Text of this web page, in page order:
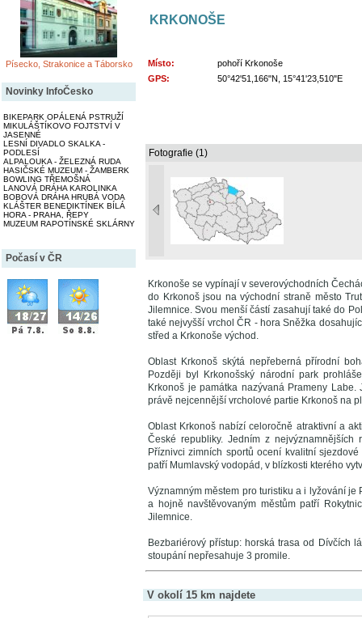
Písecko, Strakonice a Táborsko
Novinky InfoČesko
BIKEPARK OPÁLENÁ PSTRUŽÍ
MIKULÁŠTÍKOVO FOJTSTVÍ V
JASENNÉ
LESNÍ DIVADLO SKALKA -
PODLESÍ
ALPALOUKA - ŽELEZNÁ RUDA
HASIČSKÉ MUZEUM - ŽAMBERK
BOWLING TŘEMOŠNÁ
LANOVÁ DRÁHA KAROLINKA
BOBOVÁ DRÁHA HRUBÁ VODA
KLÁŠTER BENEDIKTÍNEK BÍLÁ
HORA - PRAHA, ŘEPY
MUZEUM RAPOTÍNSKÉ SKLÁRNY
Počasí v ČR
KRKONOŠE
Místo:
pohoří Krkonoše
GPS:
50°42'51,166"N, 15°41'23,510"E
Fotografie (1)
Krkonoše se vypínají v severovýchodních
do Krkonoš jsou na východní straně město
Jilemnice. Svou menší částí zasahují také do
také nejvyšší vrchol ČR - hora Sněžka
střed a Krkonoše východ.
Oblast Krkonoš skýtá nepřeberná přírodní
Později byl Krkonošský národní park
Krkonoš je památka nazývaná Prameny
právě nejcennější vrcholové partie Krkonoš na
Oblast Krkonoš nabízí celoročně atraktivní a
České republiky. Jedním z nejvýznamnějších
Příznivci zimních sportů ocení kvalitní
patří Mumlavský vodopád, v blízkosti kterého
Významným městem pro turistiku a i lyžování
a hojně navštěvovaným městům patří
Jilemnice.
Bezbariérový přístup: horská trasa od Dívčích
stoupání nepřesahuje 3 promile.
V okolí 15 km najdete